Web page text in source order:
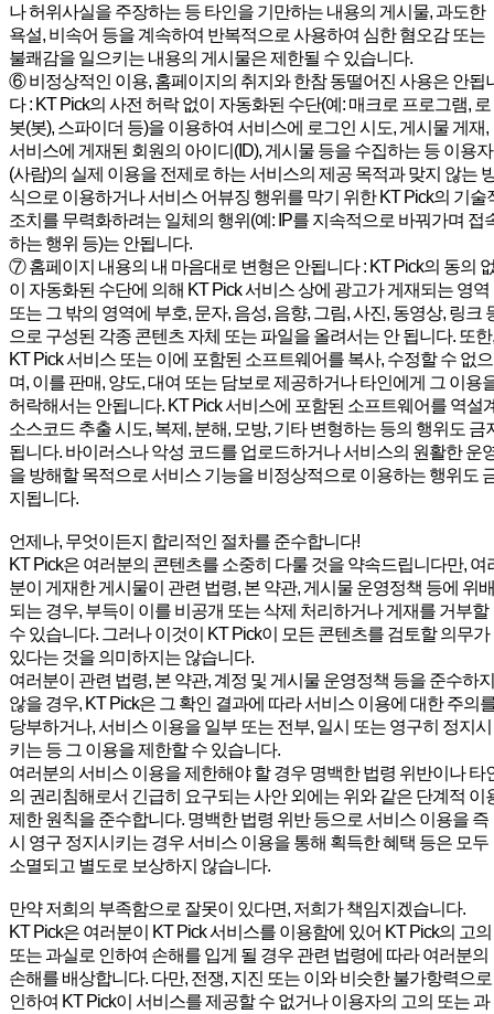
나 허위사실을 주장하는 등 타인을 기만하는 내용의 게시물, 과도한
욕설, 비속어 등을 계속하여 반복적으로 사용하여 심한 혐오감 또는
불쾌감을 일으키는 내용의 게시물은 제한될 수 있습니다.
⑥ 비정상적인 이용, 홈페이지의 취지와 한참 동떨어진 사용은 안됩
다 : KT Pick의 사전 허락 없이 자동화된 수단(예: 매크로 프로그램, 로
봇(봇), 스파이더 등)을 이용하여 서비스에 로그인 시도, 게시물 게재,
서비스에 게재된 회원의 아이디(ID), 게시물 등을 수집하는 등 이용자
(사람)의 실제 이용을 전제로 하는 서비스의 제공 목적과 맞지 않는
식으로 이용하거나 서비스 어뷰징 행위를 막기 위한 KT Pick의 기술
조치를 무력화하려는 일체의 행위(예: IP를 지속적으로 바꿔가며 접
하는 행위 등)는 안됩니다.
⑦ 홈페이지 내용의 내 마음대로 변형은 안됩니다 : KT Pick의 동의
이 자동화된 수단에 의해 KT Pick 서비스 상에 광고가 게재되는 영역
또는 그 밖의 영역에 부호, 문자, 음성, 음향, 그림, 사진, 동영상, 링크
으로 구성된 각종 콘텐츠 자체 또는 파일을 올려서는 안 됩니다. 또한,
KT Pick 서비스 또는 이에 포함된 소프트웨어를 복사, 수정할 수 없으
며, 이를 판매, 양도, 대여 또는 담보로 제공하거나 타인에게 그 이용
허락해서는 안됩니다. KT Pick 서비스에 포함된 소프트웨어를 역설
소스코드 추출 시도, 복제, 분해, 모방, 기타 변형하는 등의 행위도 금
됩니다. 바이러스나 악성 코드를 업로드하거나 서비스의 원활한 운
을 방해할 목적으로 서비스 기능을 비정상적으로 이용하는 행위도
지됩니다.
언제나, 무엇이든지 합리적인 절차를 준수합니다!
KT Pick은 여러분의 콘텐츠를 소중히 다룰 것을 약속드립니다만, 여
분이 게재한 게시물이 관련 법령, 본 약관, 게시물 운영정책 등에 위배
되는 경우, 부득이 이를 비공개 또는 삭제 처리하거나 게재를 거부할
수 있습니다. 그러나 이것이 KT Pick이 모든 콘텐츠를 검토할 의무가
있다는 것을 의미하지는 않습니다.
여러분이 관련 법령, 본 약관, 계정 및 게시물 운영정책 등을 준수하지
않을 경우, KT Pick은 그 확인 결과에 따라 서비스 이용에 대한 주의
당부하거나, 서비스 이용을 일부 또는 전부, 일시 또는 영구히 정지시
키는 등 그 이용을 제한할 수 있습니다.
여러분의 서비스 이용을 제한해야 할 경우 명백한 법령 위반이나 타
의 권리침해로서 긴급히 요구되는 사안 외에는 위와 같은 단계적 이
제한 원칙을 준수합니다. 명백한 법령 위반 등으로 서비스 이용을 즉
시 영구 정지시키는 경우 서비스 이용을 통해 획득한 혜택 등은 모두
소멸되고 별도로 보상하지 않습니다.
만약 저희의 부족함으로 잘못이 있다면, 저희가 책임지겠습니다.
KT Pick은 여러분이 KT Pick 서비스를 이용함에 있어 KT Pick의 고의
또는 과실로 인하여 손해를 입게 될 경우 관련 법령에 따라 여러분의
손해를 배상합니다. 다만, 전쟁, 지진 또는 이와 비슷한 불가항력으로
인하여 KT Pick이 서비스를 제공할 수 없거나 이용자의 고의 또는 과